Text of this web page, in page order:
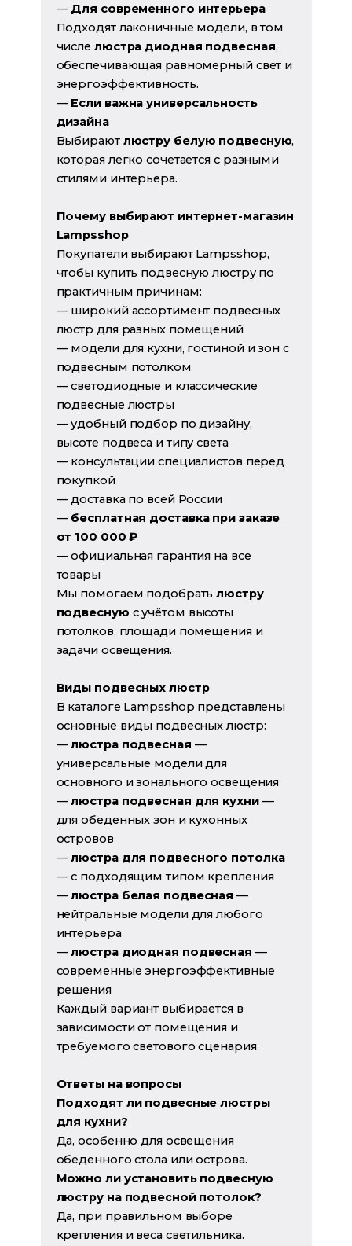
— Для современного интерьера
Подходят лаконичные модели, в том
числе люстра диодная подвесная,
обеспечивающая равномерный свет и
энергоэффективность.
— Если важна универсальность
дизайна
Выбирают люстру белую подвесную,
которая легко сочетается с разными
стилями интерьера.
Почему выбирают интернет-магазин
Lampsshop
Покупатели выбирают Lampsshop,
чтобы купить подвесную люстру по
практичным причинам:
— широкий ассортимент подвесных
люстр для разных помещений
— модели для кухни, гостиной и зон с
подвесным потолком
— светодиодные и классические
подвесные люстры
— удобный подбор по дизайну,
высоте подвеса и типу света
— консультации специалистов перед
покупкой
— доставка по всей России
— бесплатная доставка при заказе
от 100 000 ₽
— официальная гарантия на все
товары
Мы помогаем подобратьлюстру
подвесную с учётом высоты
потолков, площади помещения и
задачи освещения.
Виды подвесных люстр
В каталоге Lampsshop представлены
основные виды подвесных люстр:
—люстра подвесная —
универсальные модели для
основного и зонального освещения
—люстра подвесная для кухни—
для обеденных зон и кухонных
островов
—люстра для подвесного потолка
— с подходящим типом крепления
—люстра белая подвесная —
нейтральные модели для любого
интерьера
—люстра диодная подвесная —
современные энергоэффективные
решения
Каждый вариант выбирается в
зависимости от помещения и
требуемого светового сценария.
Ответы на вопросы
Подходят ли подвесные люстры
для кухни?
Да, особенно для освещения
обеденного стола или острова.
Можно ли установить подвесную
люстру на подвесной потолок?
Да, при правильном выборе
крепления и веса светильника.